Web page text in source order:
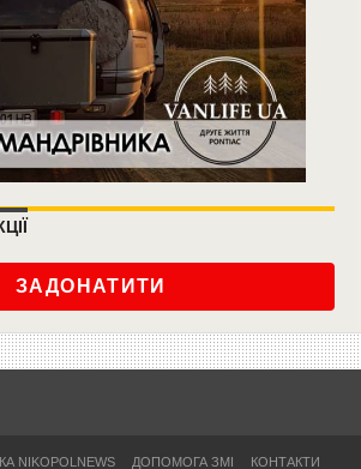
ЗАДОНАТИТИ
NIKOPOLNEWS ДОПОМОГА ЗМІ КОНТАКТИ